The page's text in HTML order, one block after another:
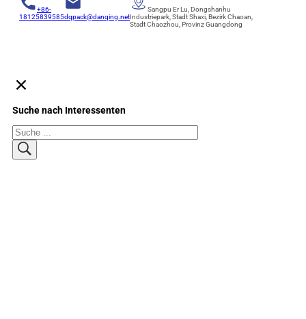
+86-
18125839585dqpack@danqing.net
Sangpu Er Lu, Dongshanhu
Industriepark, Stadt Shaxi, Bezirk Chaoan,
Stadt Chaozhou, Provinz Guangdong
Suche nach Interessenten
Suchen